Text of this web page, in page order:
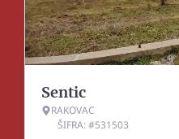
Sentic
RAKOVAC
ŠIFRA: #531503